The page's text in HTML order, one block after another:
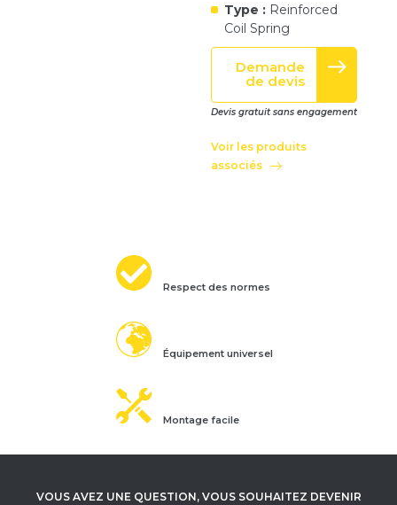
Type : Reinforced
Coil Spring
Demande
de devis
Devis gratuit sans engagement
Voir les produits
associés
Respect des normes
Équipement universel
Montage facile
VOUS AVEZ UNE QUESTION, VOUS SOUHAITEZ DEVENIR